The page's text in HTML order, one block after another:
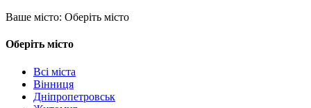
Ваше місто: Оберіть місто
Оберіть місто
Всі міста
Вінниця
Дніпропетровськ